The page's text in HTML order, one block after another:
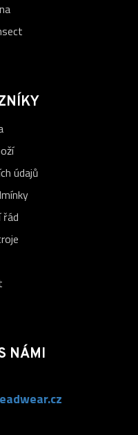
údajů
řád
NÁMI